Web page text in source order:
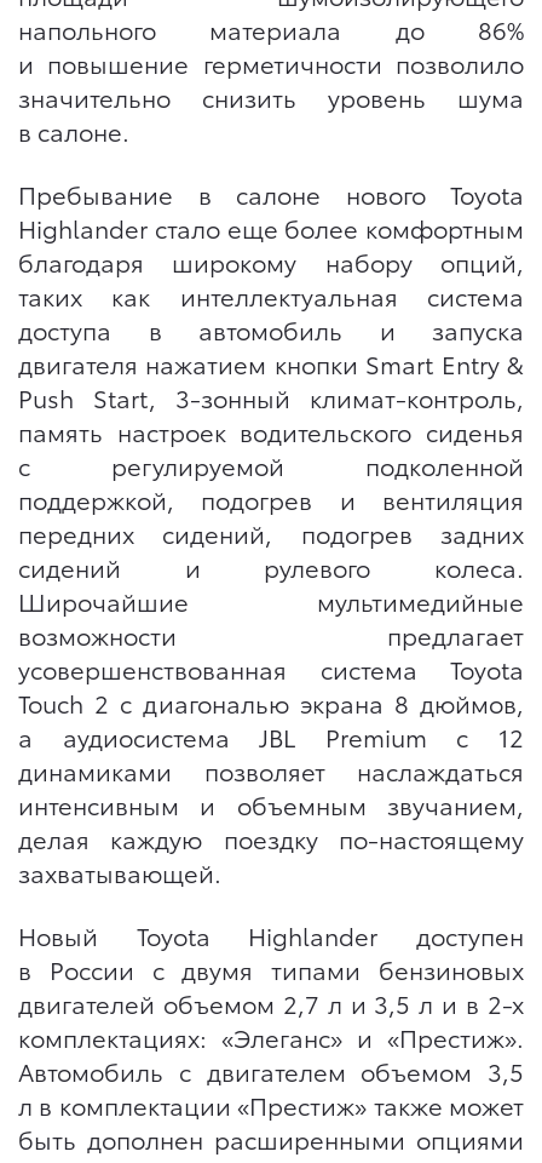
напольного материала до 86%
и повышение герметичности позволило
значительно снизить уровень шума
в салоне.
Пребывание в салоне нового Toyota
Highlander стало еще более комфортным
благодаря широкому набору опций,
таких как интеллектуальная система
доступа в автомобиль и запуска
двигателя нажатием кнопки Smart Entry &
Push Start, 3-зонный климат-контроль,
память настроек водительского сиденья
с регулируемой подколенной
поддержкой, подогрев и вентиляция
передних сидений, подогрев задних
сидений и рулевого колеса.
Широчайшие мультимедийные
возможности предлагает
усовершенствованная система Toyota
Touch 2 с диагональю экрана 8 дюймов,
а аудиосистема JBL Premium с 12
динамиками позволяет наслаждаться
интенсивным и объемным звучанием,
делая каждую поездку по-настоящему
захватывающей.
Новый Toyota Highlander доступен
в России с двумя типами бензиновых
двигателей объемом 2,7 л и 3,5 л и в 2-х
комплектациях: «Элеганс» и «Престиж».
Автомобиль с двигателем объемом 3,5
л в комплектации «Престиж» также может
быть дополнен расширенными опциями